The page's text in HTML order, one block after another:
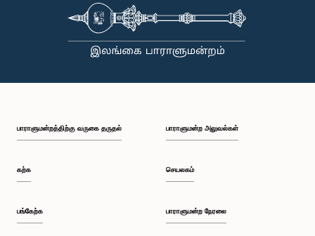
பாராளுமன்றத்திற்கு வருகை தருதல்
கற்க
பங்கேற்க
பாராளுமன்ற அலுவல்கள்
செயலகம்
பாராளுமன்ற நேரலை